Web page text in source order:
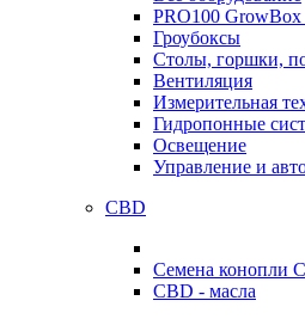
PRO100 GrowBox
Гроубоксы
Столы, горшки,
Вентиляция
Измерительная
Гидропонные
Освещение
Управление и
CBD
Семена конопли
CBD - масла